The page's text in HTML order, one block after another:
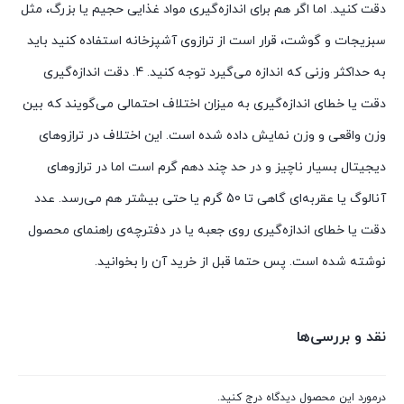
دقت کنید. اما اگر هم برای اندازه‌گیری مواد غذایی حجیم یا بزرگ، مثل
سبزیجات و گوشت، قرار است از ترازوی آشپزخانه استفاده کنید باید
به حداکثر وزنی که اندازه می‌گیرد توجه کنید. 4. دقت اندازه‌گیری
دقت یا خطای اندازه‌گیری به میزان اختلاف احتمالی می‌گویند که بین
وزن واقعی و وزن نمایش داده شده است. این اختلاف در ترازوهای
دیجیتال بسیار ناچیز و در حد چند دهم گرم است اما در ترازوهای
آنالوگ یا عقربه‌ای گاهی تا 50 گرم یا حتی بیشتر هم می‌رسد. عدد
دقت یا خطای اندازه‌گیری روی جعبه یا در دفترچه‌ی راهنمای محصول
نوشته شده است. پس حتما قبل از خرید آن را بخوانید.
نقد و بررسی‌ها
درمورد این محصول دیدگاه درج کنید.